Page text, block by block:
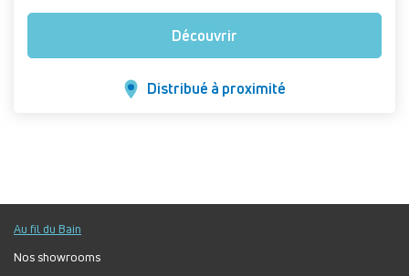
Découvrir
Distribué à proximité
Au fil du Bain
Nos showrooms